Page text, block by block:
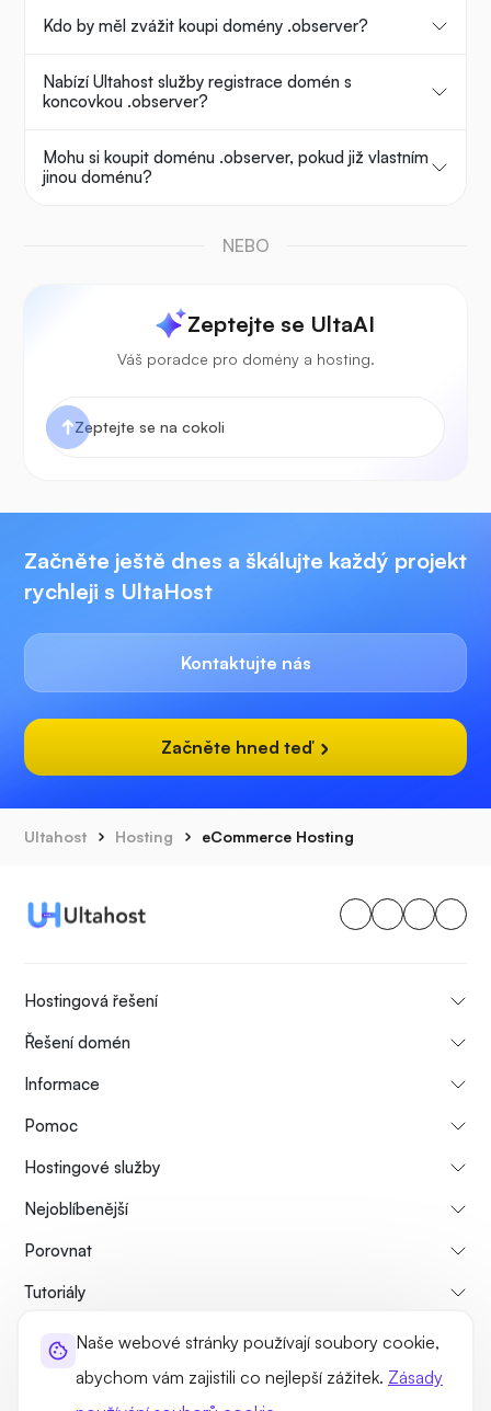
Naše webové stránky používají soubory cookie,
abychom vám zajistili co nejlepší zážitek. Zásady
Kdo by měl zvážit koupi domény .observer?
Nabízí Ultahost služby registrace domén s
koncovkou .observer?
Mohu si koupit doménu .observer, pokud již vlastním
jinou doménu?
NEBO
Zeptejte se UltaAI
Váš poradce pro domény a hosting.
Začněte ještě dnes a škálujte každý projekt
rychleji s UltaHost
Kontaktujte nás
Začněte hned teď
Ultahost Hosting eCommerce Hosting
Hostingová řešení
Řešení domén
Informace
Pomoc
Hostingové služby
Nejoblíbenější
Porovnat
Tutoriály
O nás
Zásady ochrany osobních údajůPrávníSitemap